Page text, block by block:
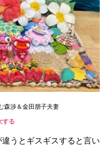
森渉＆金田朋子夫妻
する
うとギスギスすると言い